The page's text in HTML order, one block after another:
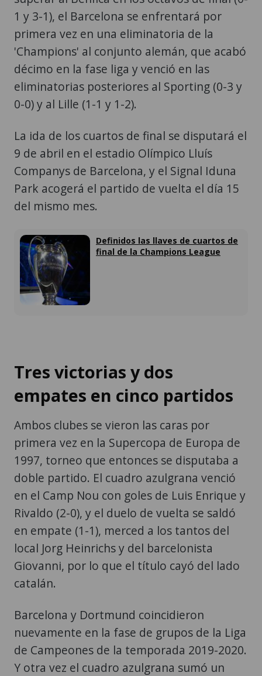
1 y 3-1), el Barcelona se enfrentará por
primera vez en una eliminatoria de la
'Champions' al conjunto alemán, que acabó
décimo en la fase liga y venció en las
eliminatorias posteriores al Sporting (0-3 y
0-0) y al Lille (1-1 y 1-2).
La ida de los cuartos de final se disputará el
9 de abril en el estadio Olímpico Lluís
Companys de Barcelona, y el Signal Iduna
Park acogerá el partido de vuelta el día 15
del mismo mes.
Definidos las llaves de cuartos de
final de la Champions League
Tres victorias y dos
empates en cinco partidos
Ambos clubes se vieron las caras por
primera vez en la Supercopa de Europa de
1997, torneo que entonces se disputaba a
doble partido. El cuadro azulgrana venció
en el Camp Nou con goles de Luis Enrique y
Rivaldo (2-0), y el duelo de vuelta se saldó
en empate (1-1), merced a los tantos del
local Jorg Heinrichs y del barcelonista
Giovanni, por lo que el título cayó del lado
catalán.
Barcelona y Dortmund coincidieron
nuevamente en la fase de grupos de la Liga
de Campeones de la temporada 2019-2020.
Y otra vez el cuadro azulgrana sumó un